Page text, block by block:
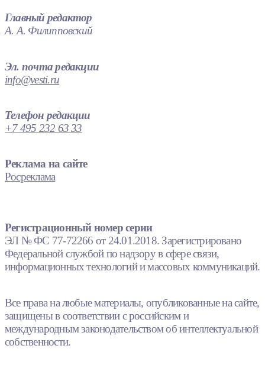
Главный редактор
А. А. Филипповский
Эл. почта редакции
info@vesti.ru
Телефон редакции
+7 495 232 63 33
Реклама на сайте
Росреклама
Регистрационный номер серии
ЭЛ № ФС 77-72266 от 24.01.2018. Зарегистрировано
Федеральной службой по надзору в сфере связи,
информационных технологий и массовых коммуникаций.
Все права на любые материалы, опубликованные на сайте,
защищены в соответствии с российским и
международным законодательством об интеллектуальной
собственности.